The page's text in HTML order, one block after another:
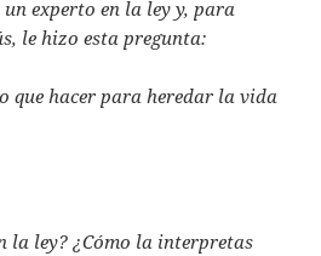
un experto en la ley y, para
le hizo esta pregunta:
que hacer para heredar la vida
la ley? ¿Cómo la interpretas